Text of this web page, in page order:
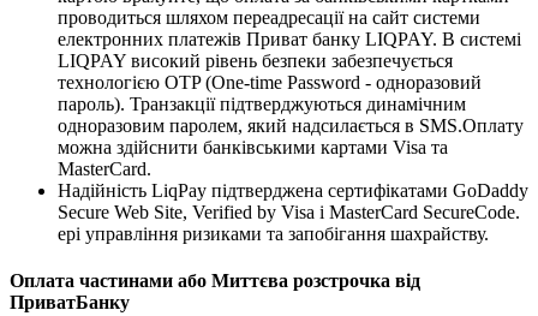
проводиться шляхом переадресації на сайт системи
електронних платежів Приват банку LIQPAY. В системі
LIQPAY високий рівень безпеки забезпечується
технологією OTP (One-time Password - одноразовий
пароль). Транзакції підтверджуються динамічним
одноразовим паролем, який надсилається в SMS.Оплату
можна здійснити банківськими картами Visa та
MasterCard.
Надійність LiqPay підтверджена сертифікатами GoDaddy
Secure Web Site, Verified by Visa і MasterCard SecureCode.
ері управління ризиками та запобігання шахрайству.
Оплата частинами або Миттєва розстрочка від
ПриватБанку